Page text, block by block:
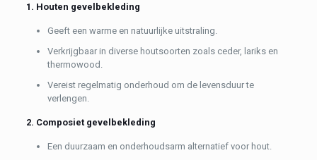
1. Houten gevelbekleding
Geeft een warme en natuurlijke uitstraling.
Verkrijgbaar in diverse houtsoorten zoals ceder, lariks en
thermowood.
Vereist regelmatig onderhoud om de levensduur te
verlengen.
2. Composiet gevelbekleding
Een duurzaam en onderhoudsarm alternatief voor hout.